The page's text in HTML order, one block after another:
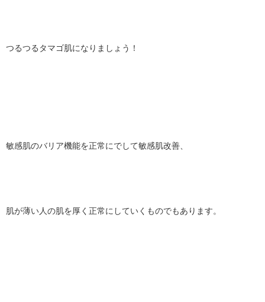
つるつるタマゴ肌になりましょう！
敏感肌のバリア機能を正常にでして敏感肌改善、
肌が薄い人の肌を厚く正常にしていくものでもあります。